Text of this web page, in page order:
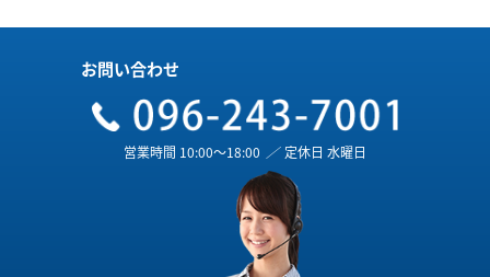
お問い合わせ
営業時間 10:00～18:00 ／ 定休日 水曜日